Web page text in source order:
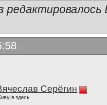
Серёгин
я здесь